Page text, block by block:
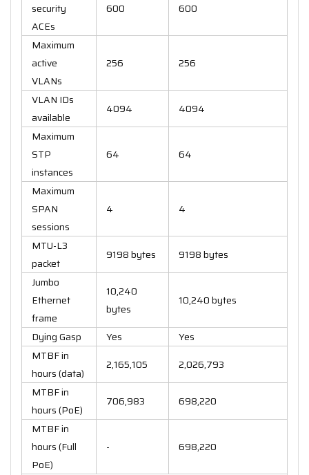
security
ACEs
600 600
Maximum
active
VLANs
256 256
VLAN IDs
available
4094
4094
Maximum
STP
instances
64 64
Maximum
SPAN
sessions
4 4
MTU-L3
packet
9198 bytes
9198 bytes
Jumbo
Ethernet
frame
10,240
bytes
10,240 bytes
Dying Gasp Yes
Yes
MTBF in
hours (data)
2,165,105
2,026,793
MTBF in
hours (PoE)
706,983
698,220
MTBF in
hours (Full
PoE)
- 698,220